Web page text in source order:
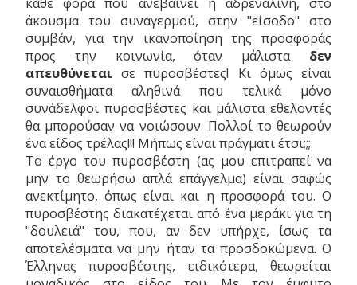
άκουσμα του συναγερμού, στην "είσοδο" στο
συμβάν, για την ικανοποίηση της προσφοράς
προς την κοινωνία, όταν μάλιστα δεν
απευθύνεται σε πυροσβέστες! Κι όμως είναι
συναισθήματα αληθινά που τελικά μόνο
συνάδελφοι πυροσβέστες και μάλιστα εθελοντές
θα μπορούσαν να νοιώσουν. Πολλοί το θεωρούν
ένα είδος τρέλας!!! Μήπως είναι πράγματι έτσι;;;
Το έργο του πυροσβέστη (ας μου επιτραπεί να
μην το θεωρήσω απλά επάγγελμα) είναι σαφώς
ανεκτίμητο, όπως είναι και η προσφορά του. Ο
πυροσβέστης διακατέχεται από ένα μεράκι για τη
"δουλειά" του, που, αν δεν υπήρχε, ίσως τα
αποτελέσματα να μην ήταν τα προσδοκώμενα. Ο
Έλληνας πυροσβέστης, ειδικότερα, θεωρείται